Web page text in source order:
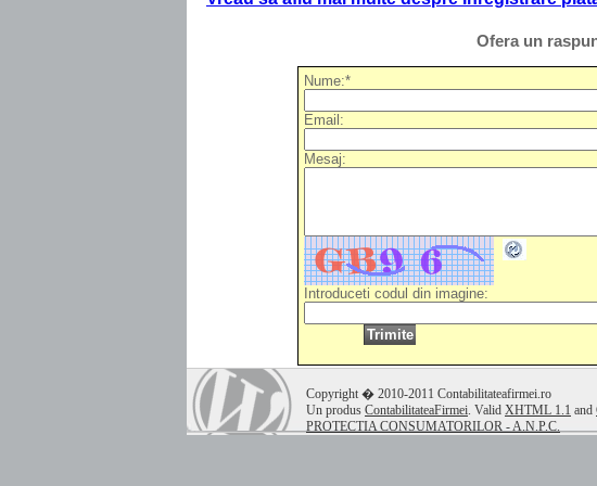
Ofera un
Nume:*
Email:
Mesaj:
Introduceti codul din imagine:
Copyright � 2010-2011 Contabilitateafirmei.ro
Un produs ContabilitateaFirmei. Valid XHTML 1.1 and
PROTECTIA CONSUMATORILOR - A.N.P.C.